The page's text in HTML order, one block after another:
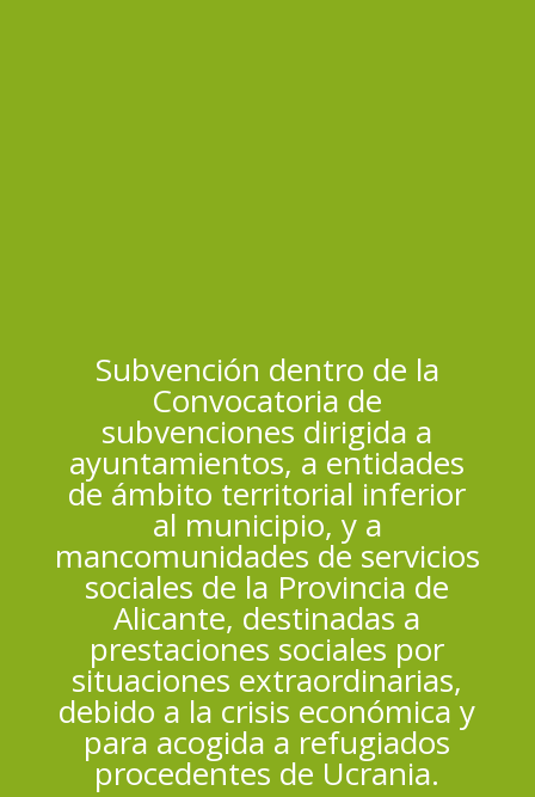
Subvención dentro de la
Convocatoria de
subvenciones dirigida a
ayuntamientos, a entidades
de ámbito territorial inferior
al municipio, y a
mancomunidades de servicios
sociales de la Provincia de
Alicante, destinadas a
prestaciones sociales por
situaciones extraordinarias,
debido a la crisis económica y
para acogida a refugiados
procedentes de Ucrania.